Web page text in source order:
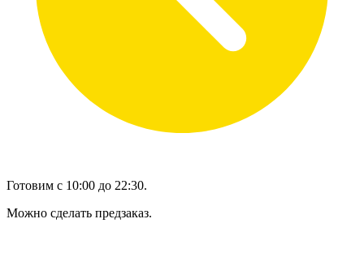
Готовим с 10:00 до 22:30.
Можно сделать предзаказ.